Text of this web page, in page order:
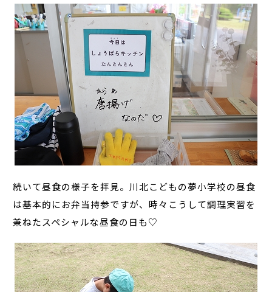
続いて昼食の様子を拝見。川北こどもの夢小学校の昼食
は基本的にお弁当持参ですが、時々こうして調理実習を
兼ねたスペシャルな昼食の日も♡